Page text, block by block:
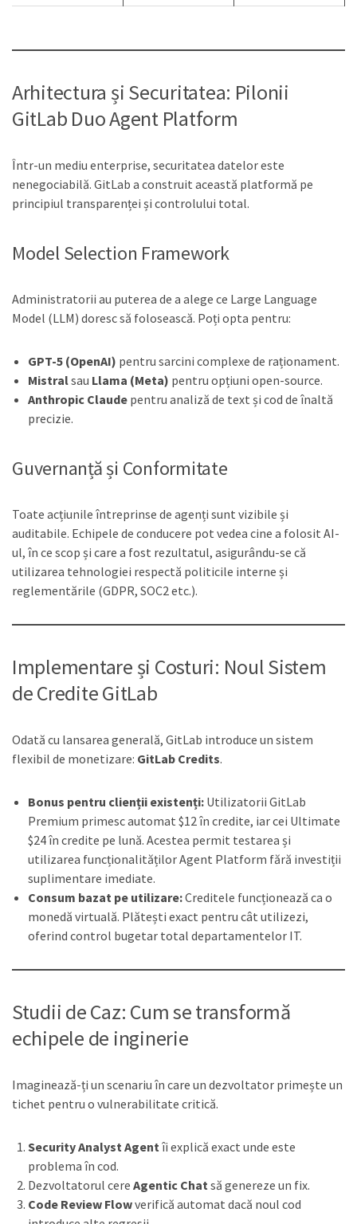
Arhitectura și Securitatea: Pilonii
GitLab Duo Agent Platform
Într-un mediu enterprise, securitatea datelor este
nenegociabilă. GitLab a construit această platformă pe
principiul transparenței și controlului total.
Model Selection Framework
Administratorii au puterea de a alege ce Large Language
Model (LLM) doresc să folosească. Poți opta pentru:
GPT-5 (OpenAI) pentru sarcini complexe de raționament.
Mistralsau Llama (Meta) pentru opțiuni open-source.
Anthropic Claude pentru analiză de text și cod de înaltă
precizie.
Guvernanță și Conformitate
Toate acțiunile întreprinse de agenți sunt vizibile și
auditabile. Echipele de conducere pot vedea cine a folosit AI-
ul, în ce scop și care a fost rezultatul, asigurându-se că
utilizarea tehnologiei respectă politicile interne și
reglementările (GDPR, SOC2 etc.).
Implementare și Costuri: Noul Sistem
de Credite GitLab
Odată cu lansarea generală, GitLab introduce un sistem
flexibil de monetizare: GitLab Credits.
Bonus pentru clienții existenți: Utilizatorii GitLab
Premium primesc automat $12 în credite, iar cei Ultimate
$24 în credite pe lună. Acestea permit testarea și
utilizarea funcționalităților Agent Platform fără investiții
suplimentare imediate.
Consum bazat pe utilizare:Creditele funcționează ca o
monedă virtuală. Plătești exact pentru cât utilizezi,
oferind control bugetar total departamentelor IT.
Studii de Caz: Cum se transformă
echipele de inginerie
Imaginează-ți un scenariu în care un dezvoltator primește un
tichet pentru o vulnerabilitate critică.
Security Analyst Agentîi explică exact unde este
problema în cod.
Dezvoltatorul cere Agentic Chatsă genereze un fix.
Code Review Flowverifică automat dacă noul cod